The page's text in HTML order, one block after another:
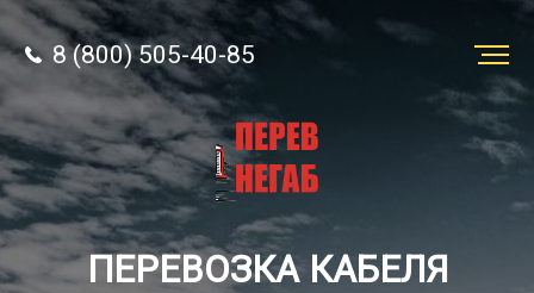
Заказать
перевозку
Грузы
8 (800) 505-40-85
ПЕРЕВОЗКА КАБЕЛЯ